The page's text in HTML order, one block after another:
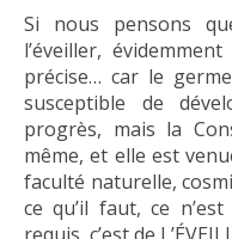
Si nous pensons
l’éveiller,
précise… car le
susceptible de
progrès, mais la
même, et elle est
faculté naturelle,
ce qu’il faut, ce